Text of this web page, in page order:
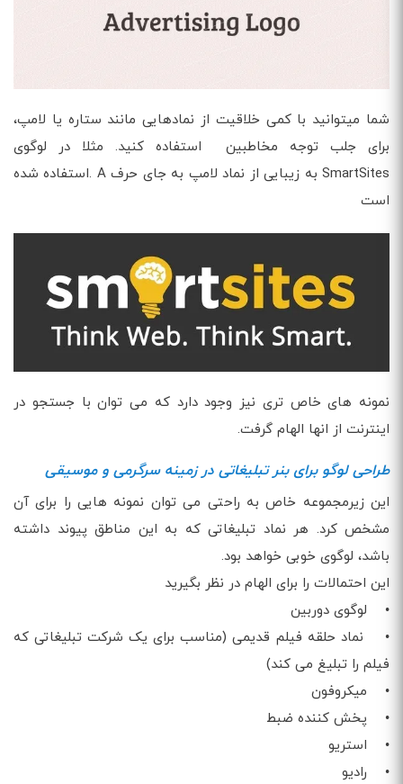
شما میتوانید با کمی خلاقیت از نمادهایی مانند ستاره یا لامپ،
برای جلب توجه مخاطبین استفاده کنید. مثلا در لوگوی
SmartSites به زیبایی از نماد لامپ به جای حرف A .استفاده شده
است
نمونه های خاص تری نیز وجود دارد که می توان با جستجو در
اینترنت از انها الهام گرفت.
طراحی لوگو برای بنر تبلیغاتی در زمینه سرگرمی و موسیقی
این زیرمجموعه خاص به راحتی می توان نمونه هایی را برای آن
مشخص کرد. هر نماد تبلیغاتی که به این مناطق پیوند داشته
باشد، لوگوی خوبی خواهد بود.
این احتمالات را برای الهام در نظر بگیرید
• لوگوی دوربین
• نماد حلقه فیلم قدیمی (مناسب برای یک شرکت تبلیغاتی که
فیلم را تبلیغ می کند)
• میکروفون
• پخش کننده ضبط
• استریو
• رادیو